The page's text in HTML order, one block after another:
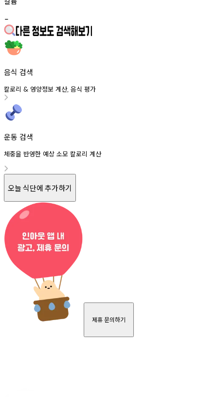
-
음식 검색
칼로리 & 영양정보 계산, 음식 평가
운동 검색
체중을 반영한 예상 소모 칼로리 계산
오늘 식단에 추가하기
제휴 문의하기